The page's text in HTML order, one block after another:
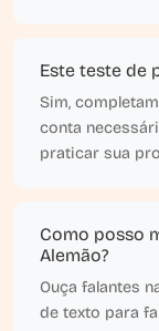
Este teste de
Sim,
conta
praticar sua
Como posso
Alemão?
Ouça falantes
de texto para